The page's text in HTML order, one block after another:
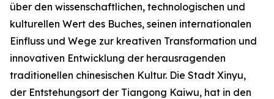
über den wissenschaftlichen, technologischen und
kulturellen Wert des Buches, seinen internationalen
Einfluss und Wege zur kreativen Transformation und
innovativen Entwicklung der herausragenden
traditionellen chinesischen Kultur. Die Stadt Xinyu,
der Entstehungsort der Tiangong Kaiwu, hat in den